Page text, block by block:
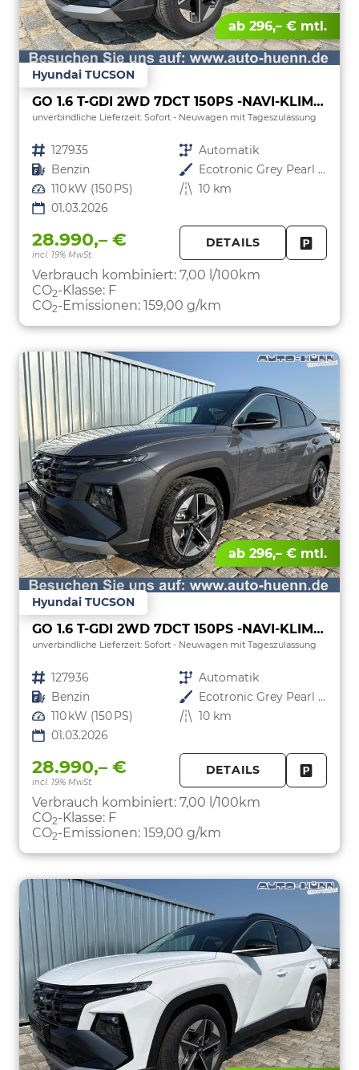
ab 296,– € mtl.
Hyundai TUCSON
GO 1.6 T-GDI 2WD 7DCT 150PS -NAVI-KLIMAAUTOM-ALU18"-SHZ-WINTER-LED-PDC-KAMERA-KEYLESS GO-Sofort
unverbindliche Lieferzeit: Sofort Neuwagen mit Tageszulassung
Fahrzeugnr. 127935 Getriebe Automatik
Kraftstoff Benzin Außenfarbe
Ecotronic Grey Pearl / Dach Schwarz
Leistung 110 kW (150 PS) Kilometerstand 10 km
01.03.2026
28.990,– €
incl. 19% MwSt.
DETAILS
Verbrauch kombiniert: 7,00 l/100km
CO2-Klasse: F
CO2-Emissionen: 159,00 g/km
ab 296,– € mtl.
Hyundai TUCSON
GO 1.6 T-GDI 2WD 7DCT 150PS -NAVI-KLIMAAUTOM-ALU18"-SHZ-WINTER-LED-PDC-KAMERA-KEYLESS GO–Sofort
unverbindliche Lieferzeit: Sofort Neuwagen mit Tageszulassung
Fahrzeugnr. 127936 Getriebe Automatik
Kraftstoff Benzin Außenfarbe
Ecotronic Grey Pearl / Dach Schwarz
Leistung 110 kW (150 PS) Kilometerstand 10 km
01.03.2026
28.990,– €
incl. 19% MwSt.
DETAILS
Verbrauch kombiniert: 7,00 l/100km
CO2-Klasse: F
CO2-Emissionen: 159,00 g/km